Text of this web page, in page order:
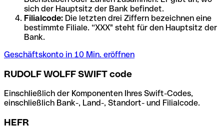
sich der Hauptsitz der Bank befindet.
Filialcode: Die letzten drei Ziffern bezeichnen eine
bestimmte Filiale. “XXX" steht für den Hauptsitz der
Bank.
Geschäftskonto in 10 Min. eröffnen
RUDOLF WOLFF SWIFT code
Einschließlich der Komponenten Ihres Swift-Codes,
einschließlich Bank-, Land-, Standort- und Filialcode.
HEFR